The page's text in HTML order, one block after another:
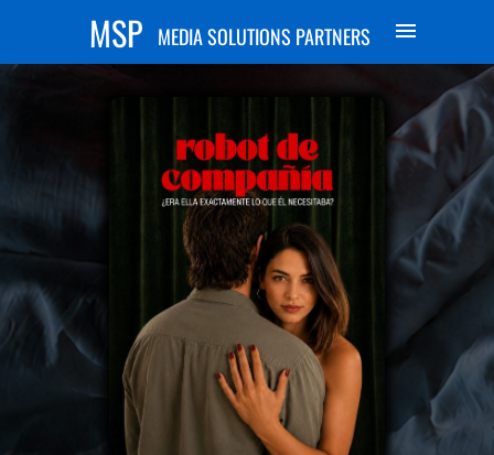
MSP MEDIA SOLUTIONS PARTNERS